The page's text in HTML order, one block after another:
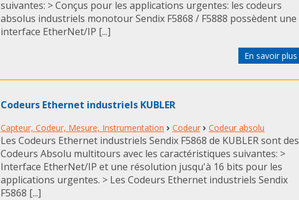
suivantes: > Conçus pour les applications urgentes: les codeurs
absolus industriels monotour Sendix F5868 / F5888 possèdent une
interface EtherNet/IP [...]
En savoir plus
Codeurs Ethernet industriels KUBLER
Capteur, Codeur, Mesure, Instrumentation › Codeur › Codeur absolu
Les Codeurs Ethernet industriels Sendix F5868 de KUBLER sont des
Codeurs Absolu multitours avec les caractéristiques suivantes: >
Interface EtherNet/IP et une résolution jusqu'à 16 bits pour les
applications urgentes. > Les Codeurs Ethernet industriels Sendix
F5868 [...]